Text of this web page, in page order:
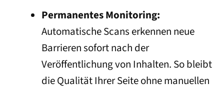
Permanentes Monitoring:
Automatische Scans erkennen neue
Barrieren sofort nach der
Veröffentlichung von Inhalten. So bleibt
die Qualität Ihrer Seite ohne manuellen